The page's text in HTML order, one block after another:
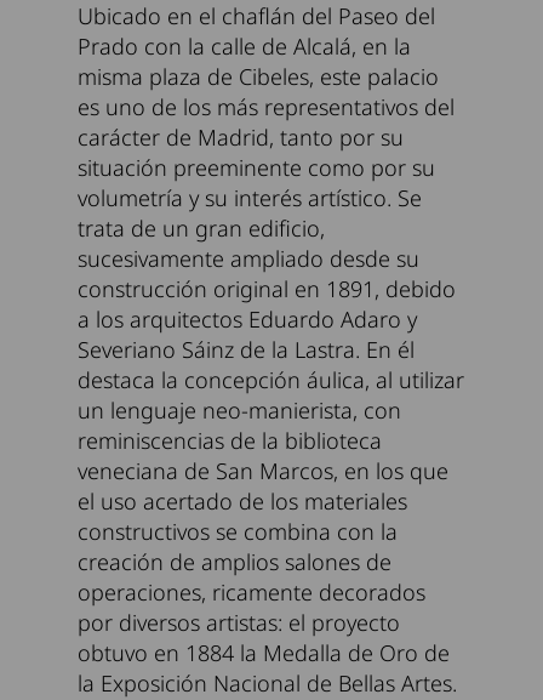
Ubicado en el chaflán del Paseo del
Prado con la calle de Alcalá, en la
misma plaza de Cibeles, este palacio
es uno de los más representativos del
carácter de Madrid, tanto por su
situación preeminente como por su
volumetría y su interés artístico. Se
trata de un gran edificio,
sucesivamente ampliado desde su
construcción original en 1891, debido
a los arquitectos Eduardo Adaro y
Severiano Sáinz de la Lastra. En él
destaca la concepción áulica, al utilizar
un lenguaje neo-manierista, con
reminiscencias de la biblioteca
veneciana de San Marcos, en los que
el uso acertado de los materiales
constructivos se combina con la
creación de amplios salones de
operaciones, ricamente decorados
por diversos artistas: el proyecto
obtuvo en 1884 la Medalla de Oro de
la Exposición Nacional de Bellas Artes.